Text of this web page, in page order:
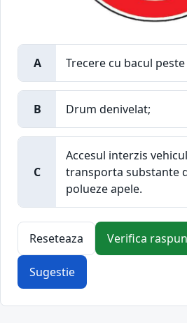
A Trecere cu bacul
B Drum denivelat;
C
Accesul interzis
transporta substante
polueze apele.
Reseteaza Verifica
Sugestie